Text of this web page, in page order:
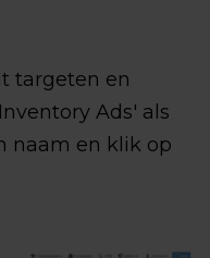
targeten en
Ads' als
naam en klik op